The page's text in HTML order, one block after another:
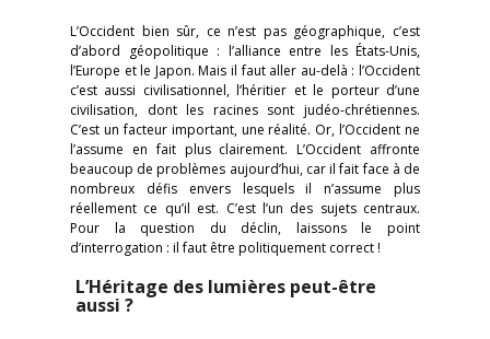
L’Occident bien sûr, ce n’est pas géographique, c’est
d’abord géopolitique : l’alliance entre les États-Unis,
l’Europe et le Japon. Mais il faut aller au-delà : l’Occident
c’est aussi civilisationnel, l’héritier et le porteur d’une
civilisation, dont les racines sont judéo-chrétiennes.
C’est un facteur important, une réalité. Or, l’Occident ne
l’assume en fait plus clairement. L’Occident affronte
beaucoup de problèmes aujourd’hui, car il fait face à de
nombreux défis envers lesquels il n’assume plus
réellement ce qu’il est. C’est l’un des sujets centraux.
Pour la question du déclin, laissons le point
d’interrogation : il faut être politiquement correct !
L’Héritage des lumières peut-être
aussi ?